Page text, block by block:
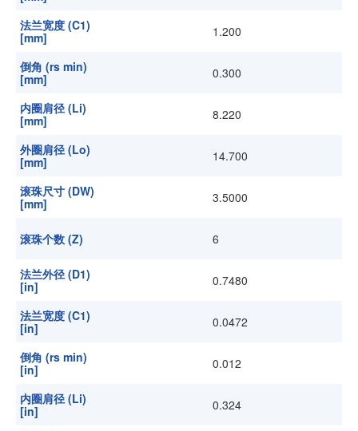
法兰宽度 (C1)
[mm]
1.200
倒角 (rs min)
[mm]
0.300
内圈肩径 (Li)
[mm]
8.220
外圈肩径 (Lo)
[mm]
14.700
滚珠尺寸 (DW)
[mm]
3.5000
滚珠个数 (Z) 6
法兰外径 (D1)
[in]
0.7480
法兰宽度 (C1)
[in]
0.0472
倒角 (rs min)
[in]
0.012
内圈肩径 (Li)
[in]
0.324